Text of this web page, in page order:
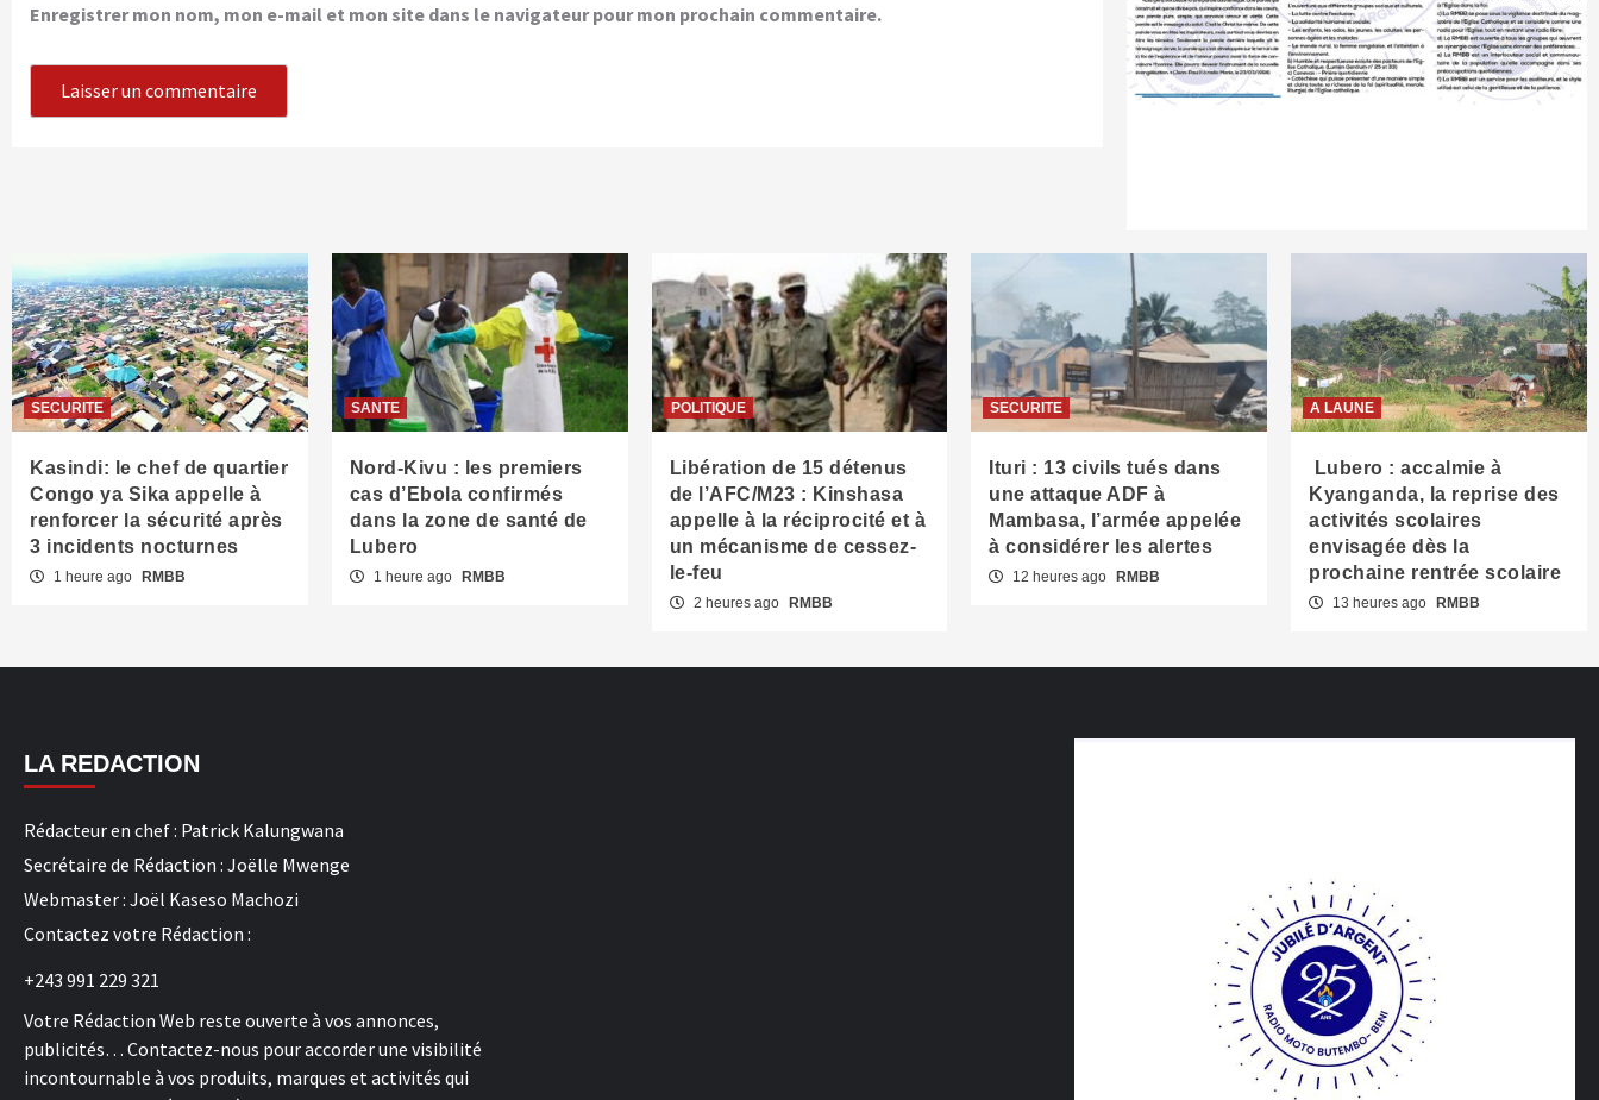
Enregistrer mon nom, mon e-mail et mon site dans le navigateur pour mon prochain commentaire.
SECURITE
Kasindi: le chef de quartier
Congo ya Sika appelle à
renforcer la sécurité après
3 incidents nocturnes
1 heure ago RMBB
SANTE
Nord-Kivu : les premiers
cas d’Ebola confirmés
dans la zone de santé de
Lubero
1 heure ago RMBB
POLITIQUE
Libération de 15 détenus
de l’AFC/M23 : Kinshasa
appelle à la réciprocité et à
un mécanisme de cessez-
le-feu
2 heures ago RMBB
SECURITE
Ituri : 13 civils tués dans
une attaque ADF à
Mambasa, l’armée appelée
à considérer les alertes
12 heures ago RMBB
A LAUNE
Lubero : accalmie à
Kyanganda, la reprise des
activités scolaires
envisagée dès la
prochaine rentrée scolaire
13 heures ago RMBB
LA REDACTION
Rédacteur en chef : Patrick Kalungwana
Secrétaire de Rédaction : Joëlle Mwenge
Webmaster : Joël Kaseso Machozi
Contactez votre Rédaction :
+243 991 229 321
Votre Rédaction Web reste ouverte à vos annonces,
publicités… Contactez-nous pour accorder une visibilité
incontournable à vos produits, marques et activités qui